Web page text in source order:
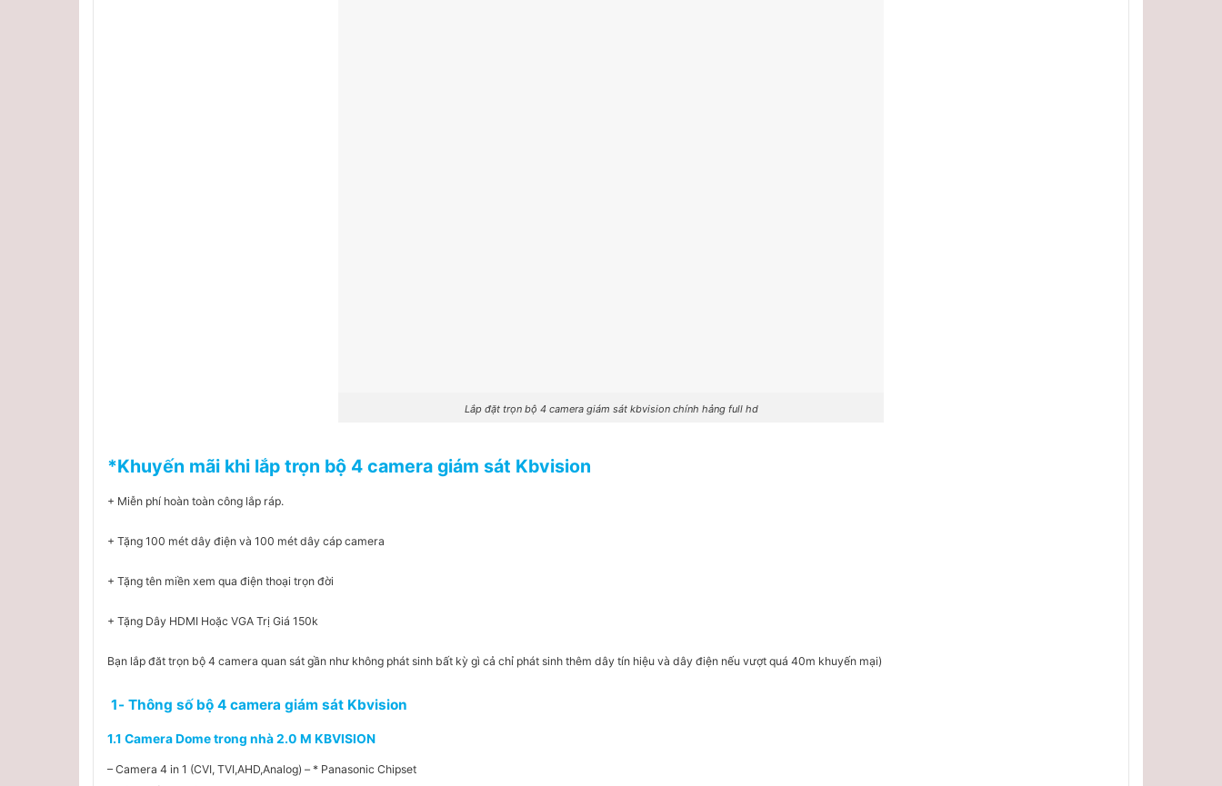
Lắp đặt trọn bộ 4 camera giám sát kbvision chính hảng full hd
*Khuyến mãi khi lắp trọn bộ 4 camera giám sát Kbvision
+ Miễn phí hoàn toàn công lắp ráp.
+ Tặng 100 mét dây điện và 100 mét dây cáp camera
+ Tặng tên miền xem qua điện thoại trọn đời
+ Tặng Dây HDMI Hoặc VGA Trị Giá 150k
Bạn lắp đăt trọn bộ 4 camera quan sát gần như không phát sinh bất kỳ gì cả chỉ phát sinh thêm dây tín hiệu và dây điện nếu vượt quá 40m khuyến mại)
1- Thông số bộ 4 camera giám sát Kbvision
1.1 Camera Dome trong nhà 2.0 M KBVISION
– Camera 4 in 1 (CVI, TVI,AHD,Analog) – * Panasonic Chipset